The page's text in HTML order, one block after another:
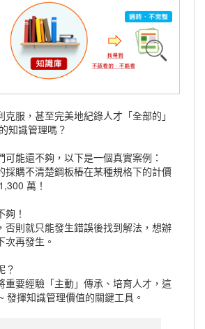
服，甚至完美地紀錄人才「全部的」
知識管理嗎？
能還不夠，以下是一個真實案例：
採購不清楚鋼板樁在某種規格下的計價
萬！
！
否則就只能發生錯誤後找到解法，想辦
次再發生。
？
重要經驗「主動」傳承、培育人才，這
發揮知識管理價值的關鍵工具。